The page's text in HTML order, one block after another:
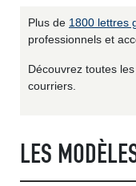
Plus de 1800 lettres
professionnels et
Découvrez toutes les
courriers.
LES